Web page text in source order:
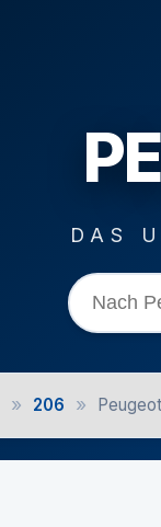
DAS
» 206 »